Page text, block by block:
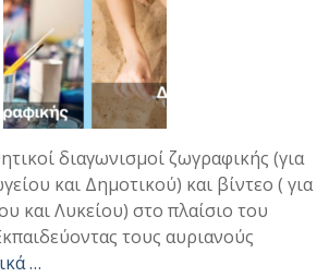
διαγωνισμοί ζωγραφικής (για
και Δημοτικού) και βίντεο ( για
και Λυκείου) στο πλαίσιο του
τους αυριανούς
…